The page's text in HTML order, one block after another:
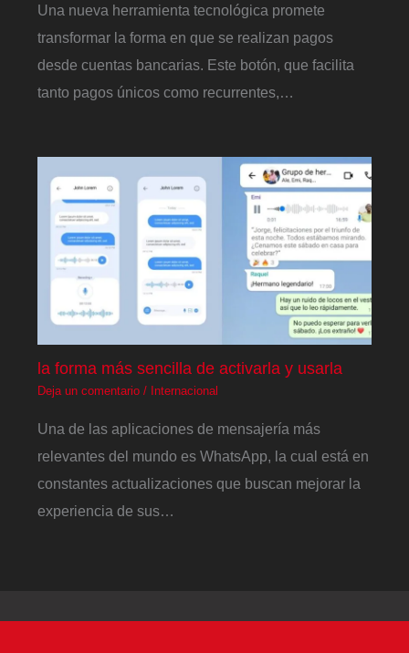
Una nueva herramienta tecnológica promete
transformar la forma en que se realizan pagos
desde cuentas bancarias. Este botón, que facilita
tanto pagos únicos como recurrentes,…
la forma más sencilla de activarla y usarla
Deja un comentario / Internacional
Una de las aplicaciones de mensajería más
relevantes del mundo es WhatsApp, la cual está en
constantes actualizaciones que buscan mejorar la
experiencia de sus…